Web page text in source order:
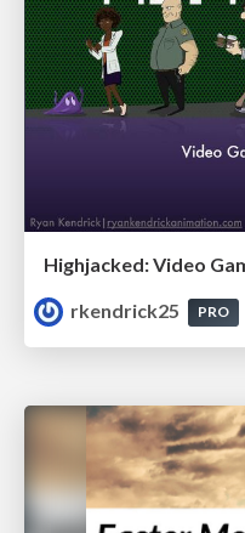
Highjacked: Video
rkendrick25
PRO